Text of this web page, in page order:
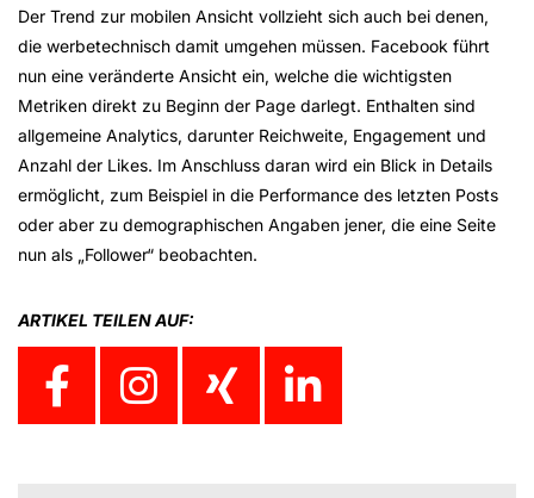
Der Trend zur mobilen Ansicht vollzieht sich auch bei denen,
die werbetechnisch damit umgehen müssen. Facebook führt
nun eine veränderte Ansicht ein, welche die wichtigsten
Metriken direkt zu Beginn der Page darlegt. Enthalten sind
allgemeine Analytics, darunter Reichweite, Engagement und
Anzahl der Likes. Im Anschluss daran wird ein Blick in Details
ermöglicht, zum Beispiel in die Performance des letzten Posts
oder aber zu demographischen Angaben jener, die eine Seite
nun als „Follower“ beobachten.
ARTIKEL TEILEN AUF: